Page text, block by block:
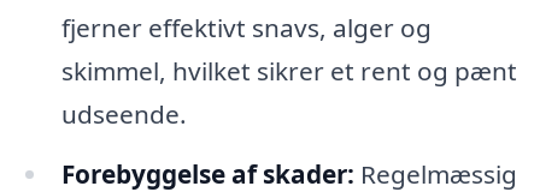
fjerner effektivt snavs, alger og
skimmel, hvilket sikrer et rent og pænt
udseende.
Forebyggelse af skader: Regelmæssig